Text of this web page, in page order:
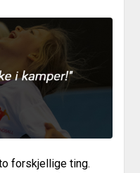
forskjellige ting.